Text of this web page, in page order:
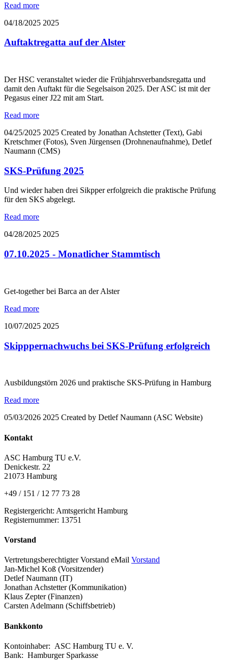
Read more
04/18/2025 2025
Auftaktregatta auf der Alster
Der HSC veranstaltet wieder die Frühjahrsverbandsregatta und
damit den Auftakt für die Segelsaison 2025. Der ASC ist mit der
Pegasus einer J22 mit am Start.
Read more
04/25/2025 2025 Created by Jonathan Achstetter (Text), Gabi
Kretschmer (Fotos), Sven Jürgensen (Drohnenaufnahme), Detlef
Naumann (CMS)
SKS-Prüfung 2025
Und wieder haben drei Sikpper erfolgreich die praktische Prüfung
für den SKS abgelegt.
Read more
04/28/2025 2025
07.10.2025 - Monatlicher Stammtisch
Get-together bei Barca an der Alster
Read more
10/07/2025 2025
Skipppernachwuchs bei SKS-Prüfung erfolgreich
Ausbildungstörn 2026 und praktische SKS-Prüfung in Hamburg
Read more
05/03/2026 2025 Created by Detlef Naumann (ASC Website)
Kontakt
ASC Hamburg TU e.V.
Denickestr. 22
21073 Hamburg
+49 / 151 / 12 77 73 28
Registergericht: Amtsgericht Hamburg
Registernummer: 13751
Vorstand
Vertretungsberechtigter Vorstand eMail Vorstand
Jan-Michel Koß (Vorsitzender)
Detlef Naumann (IT)
Jonathan Achstetter (Kommunikation)
Klaus Zepter (Finanzen)
Carsten Adelmann (Schiffsbetrieb)
Bankkonto
Kontoinhaber: ASC Hamburg TU e. V.
Bank: Hamburger Sparkasse